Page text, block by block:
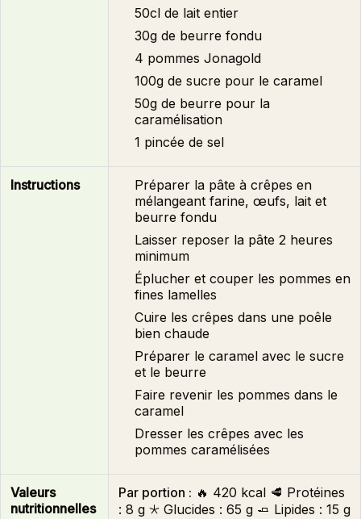
50cl de lait entier
30g de beurre fondu
4 pommes Jonagold
100g de sucre pour le caramel
50g de beurre pour la
caramélisation
1 pincée de sel
Instructions
Préparer la pâte à crêpes en
mélangeant farine, œufs, lait et
beurre fondu
Laisser reposer la pâte 2 heures
minimum
Éplucher et couper les pommes en
fines lamelles
Cuire les crêpes dans une poêle
bien chaude
Préparer le caramel avec le sucre
et le beurre
Faire revenir les pommes dans le
caramel
Dresser les crêpes avec les
pommes caramélisées
Valeurs
nutritionnelles
Par portion : 🔥 420 kcal 🥩 Protéines
: 8 g 🞯 Glucides : 65 g 🧈 Lipides : 15 g